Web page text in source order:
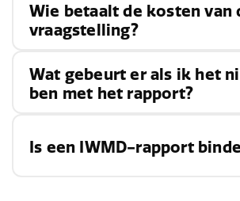
Wie betaalt de kosten van
vraagstelling?
De kosten van de IWMD-
meestal gedragen door de
kan worden overeengekomen dat
Wat gebeurt er als ik het
ben met het rapport?
Als je het niet eens bent met de
Is een IWMD-rapport